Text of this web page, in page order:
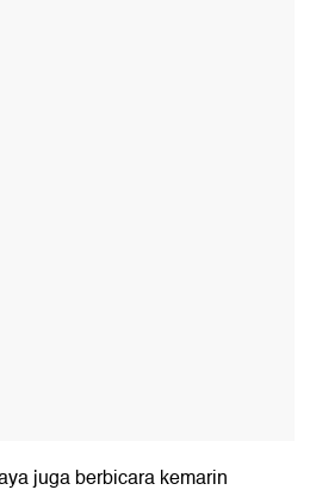
juga berbicara kemarin